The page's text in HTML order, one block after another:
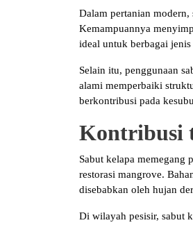
Dalam pertanian
Kemampuannya
ideal untuk berbagai
Selain itu, penggunaan
alami memperbaiki
berkontribusi pada
Kontribusi
Sabut kelapa memegang
restorasi mangrove.
disebabkan oleh hujan
Di wilayah pesisir, sabut